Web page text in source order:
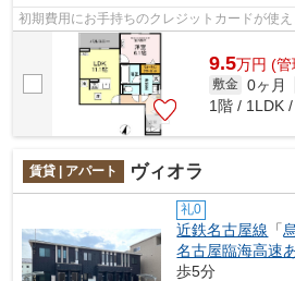
初期費用にお手持ちのクレジットカードが使
9.5万円 (管
敷金 0ヶ月
1階 / 1LDK
賃貸 | アパート ヴィオラ
礼0
近鉄名古屋線 「
名古屋臨海高速
歩5分